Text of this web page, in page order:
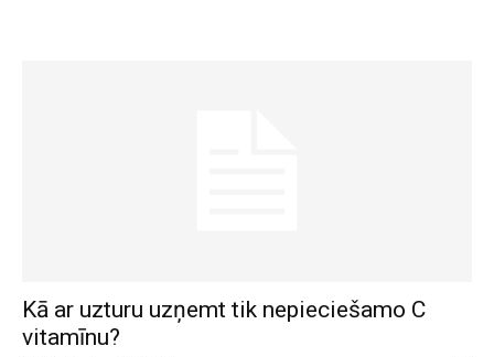
Kā ar uzturu uzņemt tik nepieciešamo C
vitamīnu?